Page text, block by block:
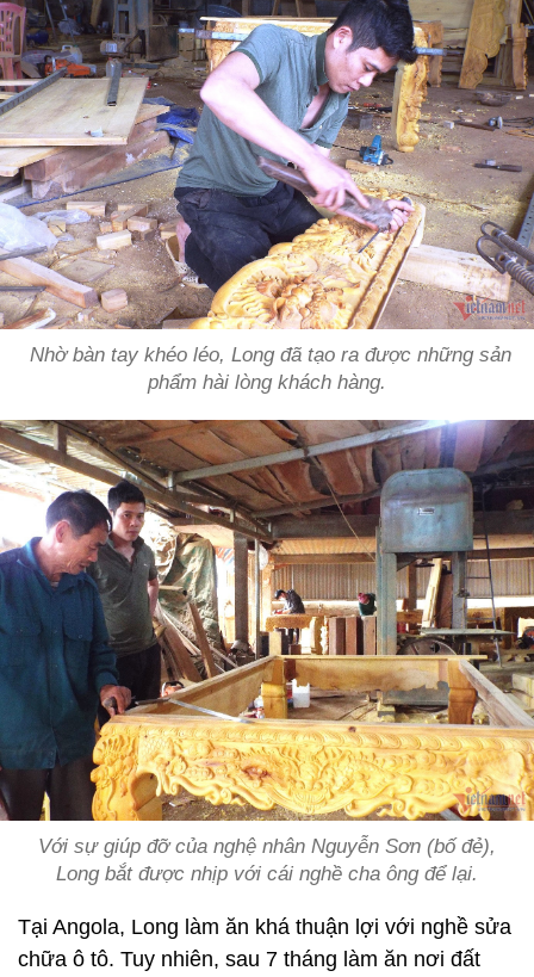
Nhờ bàn tay khéo léo, Long đã tạo ra được những sản
phẩm hài lòng khách hàng.
Với sự giúp đỡ của nghệ nhân Nguyễn Sơn (bố đẻ),
Long bắt được nhịp với cái nghề cha ông để lại.
Tại Angola, Long làm ăn khá thuận lợi với nghề sửa
chữa ô tô. Tuy nhiên, sau 7 tháng làm ăn nơi đất